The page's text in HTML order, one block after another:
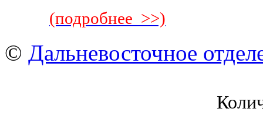
(подробнее >>)
© Дальневосточное